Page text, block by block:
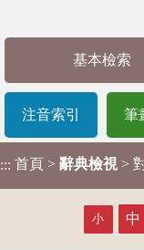
基本檢索
注音索引 筆
::: 首頁 > 辭典檢視 >
小 中